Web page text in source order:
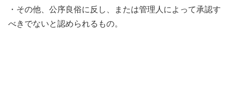
・その他、公序良俗に反し、または管理人によって承認す
べきでないと認められるもの。